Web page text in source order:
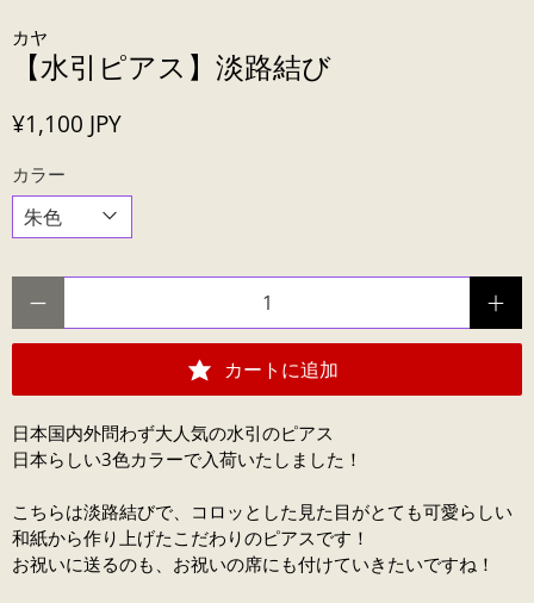
カヤ
【水引ピアス】淡路結び
¥1,100 JPY
カラー
カートに追加
日本国内外問わず大人気の水引のピアス
日本らしい3色カラーで入荷いたしました！
こちらは淡路結びで、コロッとした見た目がとても可愛らしい
和紙から作り上げたこだわりのピアスです！
お祝いに送るのも、お祝いの席にも付けていきたいですね！